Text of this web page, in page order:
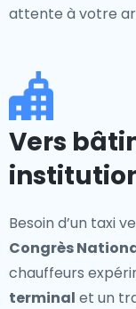
attente à votre
Vers
Besoin d’un taxi
Congrès
chauffeurs
terminal et un